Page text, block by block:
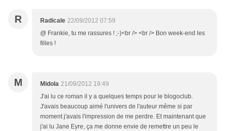
R Radicale 22/09/2012 07:59
@ Frankie, tu me rassures ! ;-)<br /> <br /> Bon week-end les
filles !
M Midola 21/09/2012 19:49
J'ai lu ce roman il y a quelques temps pour le blogoclub.
J'avais beaucoup aimé l'univers de l'auteur même si par
moment j'avais l'impression de me perdre. Et maintenant que
j'ai lu Jane Eyre, ça me donne envie de remettre un peu le